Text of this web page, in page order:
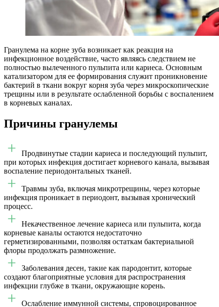
Гранулема на корне зуба возникает как реакция на
инфекционное воздействие, часто являясь следствием не
полностью вылеченного пульпита или кариеса. Основным
катализатором для ее формирования служит проникновение
бактерий в ткани вокруг корня зуба через микроскопические
трещины или в результате ослабленной борьбы с воспалением
в корневых каналах.
Причины гранулемы
Продвинутые стадии кариеса и последующий пульпит,
при которых инфекция достигает корневого канала, вызывая
воспаление периодонтальных тканей.
Травмы зуба, включая микротрещины, через которые
инфекция проникает в периодонт, вызывая хронический
процесс.
Некачественное лечение кариеса или пульпита, когда
корневые каналы остаются недостаточно
герметизированными, позволяя остаткам бактериальной
флоры продолжать размножение.
Заболевания десен, такие как пародонтит, которые
создают благоприятные условия для распространения
инфекции глубже в ткани, окружающие корень.
Ослабление иммунной системы, спровоцированное